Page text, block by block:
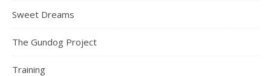
Sweet Dreams
The Gundog Project
Training